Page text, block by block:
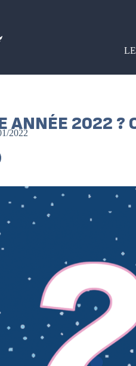
ANNÉE 2022 ?
2022